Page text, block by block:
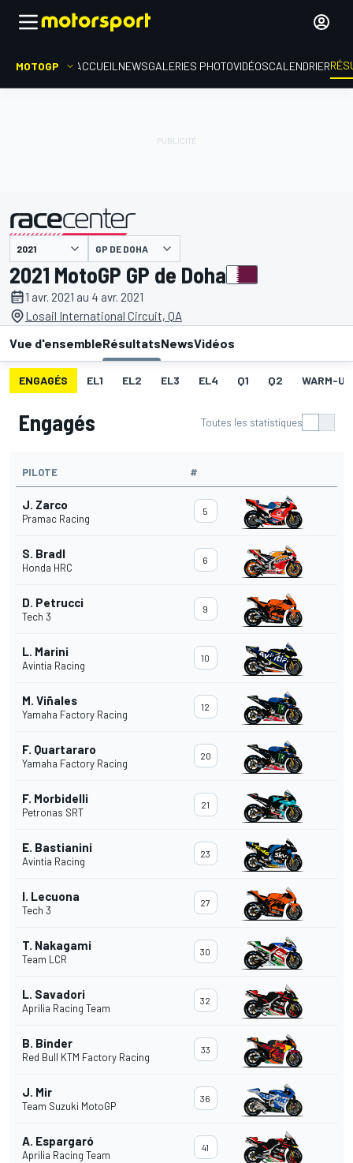
MOTOGP ACCUEIL NEWSGALERIES PHOTOVIDÉOSCALENDRIER
présenté par GP DE DOHA
2021 MotoGP GP de Doha
1 avr. 2021 au 4 avr. 2021
Losail International Circuit, QA
Vue d'ensembleRésultatsNewsVidéos
ENGAGÉS EL1 EL2 EL3 EL4 Q1 Q2 WARM-UP
Engagés Toutes les statistiques
PILOTE #
J. Zarco
Pramac Racing
5
S. Bradl
Honda HRC
6
D. Petrucci
Tech 3
9
L. Marini
Avintia Racing
10
M. Viñales
Yamaha Factory Racing
12
F. Quartararo
Yamaha Factory Racing
20
F. Morbidelli
Petronas SRT
21
E. Bastianini
Avintia Racing
23
I. Lecuona
Tech 3
27
T. Nakagami
Team LCR
30
L. Savadori
Aprilia Racing Team
32
B. Binder
Red Bull KTM Factory Racing
33
J. Mir
Team Suzuki MotoGP
36
A. Espargaró
Aprilia Racing Team
41